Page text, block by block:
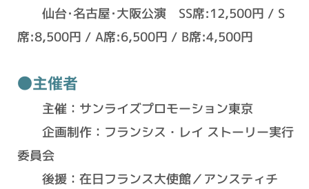
仙台･名古屋･大阪公演 SS席:12,500円 / S
席:8,500円 / A席:6,500円 / B席:4,500円
●主催者
主催：サンライズプロモーション東京
企画制作：フランシス・レイ ストーリー実行
委員会
後援：在日フランス大使館／アンスティチ